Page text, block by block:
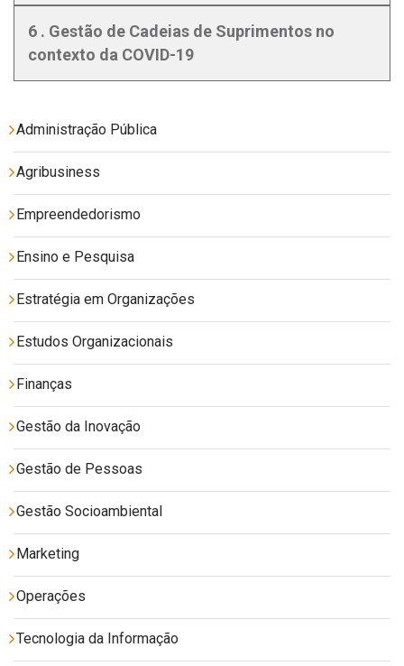
6 . Gestão de Cadeias de Suprimentos no
contexto da COVID-19
Administração Pública
Agribusiness
Empreendedorismo
Ensino e Pesquisa
Estratégia em Organizações
Estudos Organizacionais
Finanças
Gestão da Inovação
Gestão de Pessoas
Gestão Socioambiental
Marketing
Operações
Tecnologia da Informação